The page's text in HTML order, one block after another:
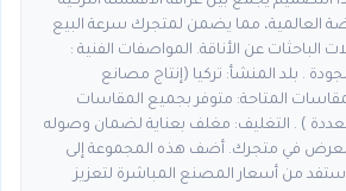
العالمية، مما يضمن لمتجرك سرعة البيع
الباحثات عن الأناقة. المواصفات الفنية :
. بلد المنشأ: تركيا (إنتاج مصانع
المتاحة: متوفر بجميع المقاسات
) . التغليف: مغلف بعناية لضمان وصوله
للعرض في متجرك. أضف هذه المجموعة إلى
من أسعار المصنع المباشرة لتعزيز